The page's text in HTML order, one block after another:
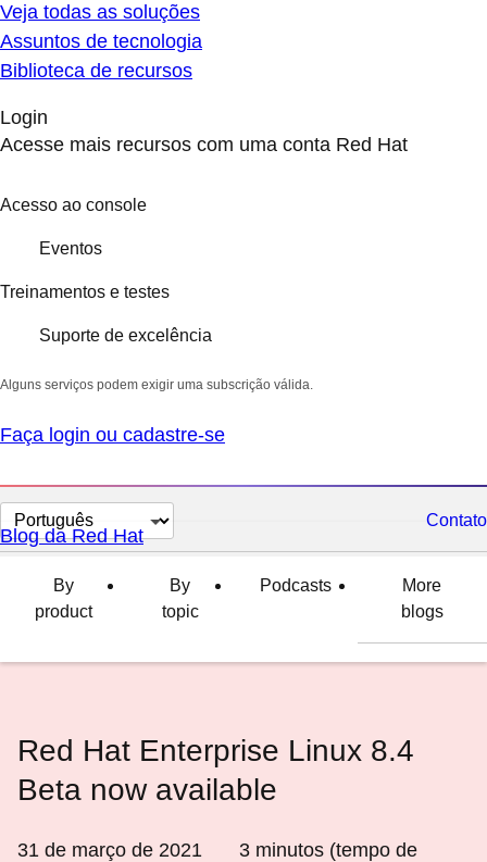
Veja todas as soluções
Assuntos de tecnologia
Biblioteca de recursos
Login
Acesse mais recursos com uma conta Red Hat
Acesso ao console
Eventos
Treinamentos e testes
Suporte de excelência
Alguns serviços podem exigir uma subscrição válida.
Faça login ou cadastre-se
Selecionar
idioma
Contato
Blog da Red Hat
By
product
By
topic
Podcasts
More
blogs
Red Hat Enterprise Linux 8.4
Beta now available
31 de março de 2021 3 minutos (tempo de